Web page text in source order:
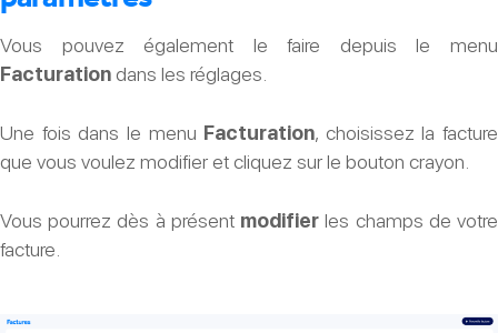
Vous pouvez également le faire depuis le menu
Facturationdans les réglages.
Une fois dans le menu Facturation, choisissez la facture
que vous voulez modifier et cliquez sur le bouton crayon.
Vous pourrez dès à présent modifier les champs de votre
facture.